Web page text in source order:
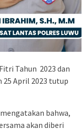
Tahun 2023 dan
25 April 2023 tutup
bahwa,
akan diberi